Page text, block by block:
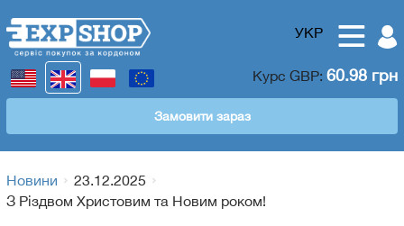
УКР
Курс GBP: 60.98 грн
Замовити зараз
Новини
23.12.2025
З Різдвом Христовим та Новим роком!